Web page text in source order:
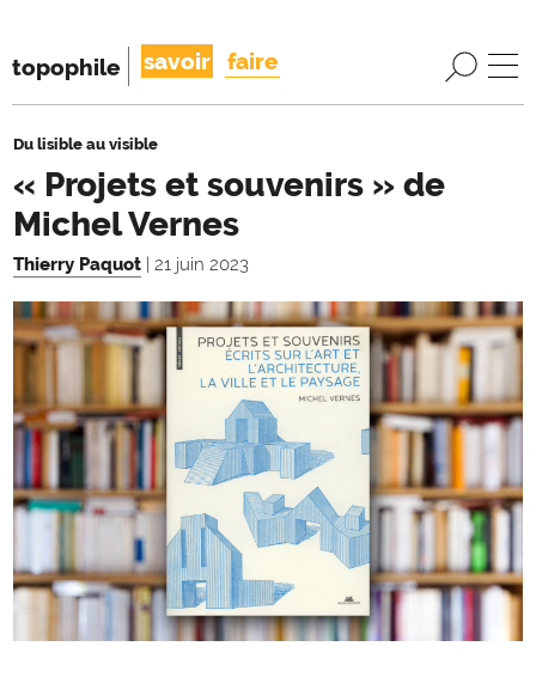
topophile savoir faire
Du lisible au visible
« Projets et souvenirs » de
Michel Vernes
Thierry Paquot | 21 juin 2023